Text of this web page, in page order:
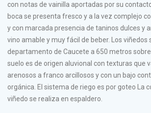
con notas de vainilla aportadas por su
boca se presenta fresco y a la vez complejo
y con marcada presencia de taninos dulces y
vino amable y muy fácil de beber. Los viñedos
departamento de Caucete a 650 metros sobre
suelo es de origen aluvional con texturas que
arenosos a franco arcillosos y con un bajo
orgánica. El sistema de riego es por goteo La
viñedo se realiza en espaldero.